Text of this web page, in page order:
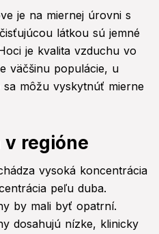
je na miernej úrovni s
látkou sú jemné
je kvalita vzduchu vo
väčšinu populácie, u
môžu vyskytnúť mierne
v regióne
vysoká koncentrácia
peľu duba.
by mali byť opatrní.
dosahujú nízke, klinicky